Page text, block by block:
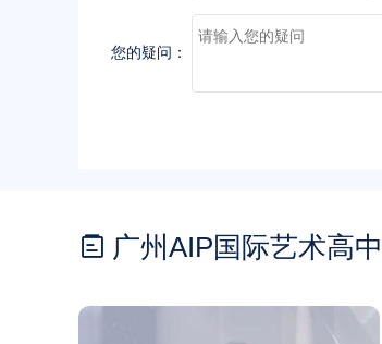
您的疑问：
 广州AIP国际艺术高中